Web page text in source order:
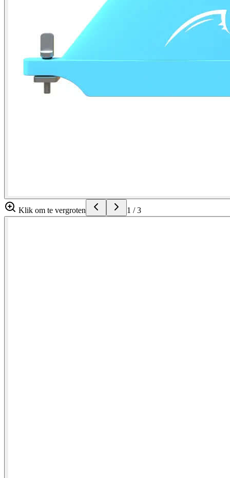
Klik om te vergroten 1 /3